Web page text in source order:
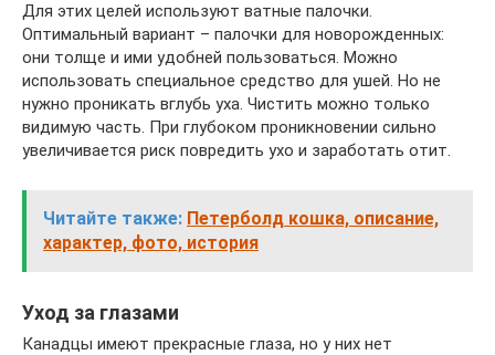
Для этих целей используют ватные палочки.
Оптимальный вариант – палочки для новорожденных:
они толще и ими удобней пользоваться. Можно
использовать специальное средство для ушей. Но не
нужно проникать вглубь уха. Чистить можно только
видимую часть. При глубоком проникновении сильно
увеличивается риск повредить ухо и заработать отит.
Читайте также: Петерболд кошка, описание,
характер, фото, история
Уход за глазами
Канадцы имеют прекрасные глаза, но у них нет